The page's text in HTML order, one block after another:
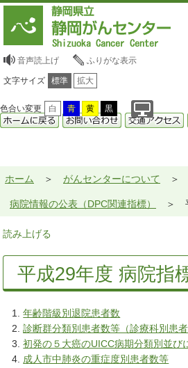
音声読上げ ふりがな表示
文字サイズ 標準 拡大
色合い変更 白 青 黄 黒
ホーム がんセンターについて
病院情報の公表（DPC関連指標）
読み上げる
平成29年度 病院指
年齢階級別退院患者数
診断群分類別患者数等（診療科別患者
初発の５大癌のUICC病期分類別並び
成人市中肺炎の重症度別患者数等